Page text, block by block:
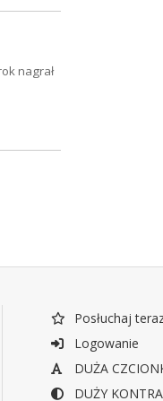
nagrał
Posłuchaj
Logowanie
DUŻA
DUŻY